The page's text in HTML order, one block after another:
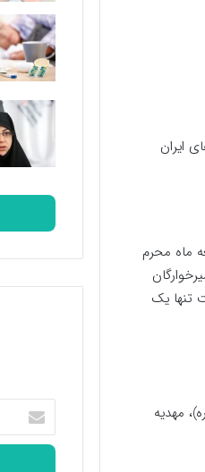
ایران
ماه محرم
علی اصغر (ع) ۸ هزار همایش شیرخوارگان
که در سال نخست تنها یک
خمینی(ره)، مهدیه
آدرس
ایمیل
خود